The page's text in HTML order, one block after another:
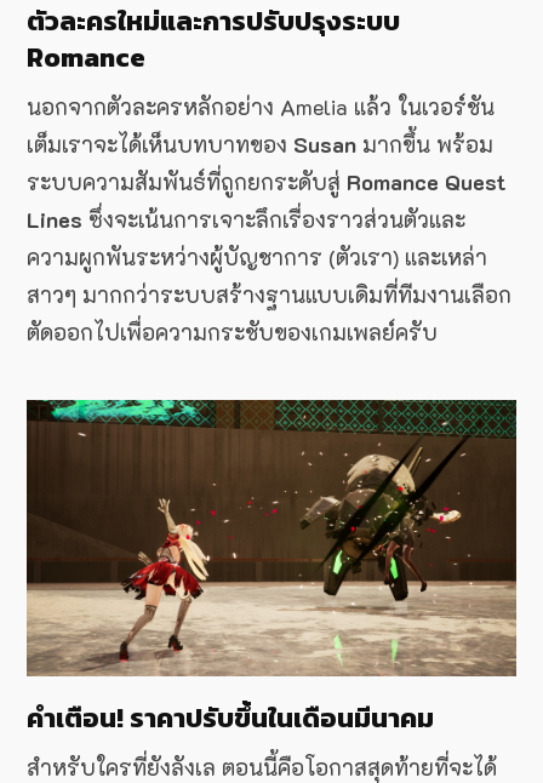
ตัวละครใหม่และการปรับปรุงระบบ
Romance
นอกจากตัวละครหลักอย่าง Amelia แล้ว ในเวอร์ชัน
เต็มเราจะได้เห็นบทบาทของ Susan มากขึ้น พร้อม
ระบบความสัมพันธ์ที่ถูกยกระดับสู่ Romance Quest
Lines ซึ่งจะเน้นการเจาะลึกเรื่องราวส่วนตัวและ
ความผูกพันระหว่างผู้บัญชาการ (ตัวเรา) และเหล่า
สาวๆ มากกว่าระบบสร้างฐานแบบเดิมที่ทีมงานเลือก
ตัดออกไปเพื่อความกระชับของเกมเพลย์ครับ
คำเตือน! ราคาปรับขึ้นในเดือนมีนาคม
สำหรับใครที่ยังลังเล ตอนนี้คือโอกาสสุดท้ายที่จะได้